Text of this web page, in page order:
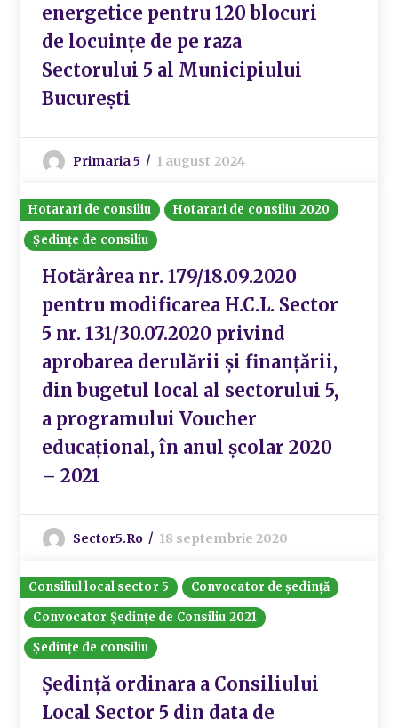
energetice pentru 120 blocuri
de locuințe de pe raza
Sectorului 5 al Municipiului
București
Primaria 5 1 august 2024
Hotarari de consiliu
Hotarari de consiliu 2020
Ședințe de consiliu
Hotărârea nr. 179/18.09.2020
pentru modificarea H.C.L. Sector
5 nr. 131/30.07.2020 privind
aprobarea derulării și finanțării,
din bugetul local al sectorului 5,
a programului Voucher
educațional, în anul școlar 2020
– 2021
Sector5.ro 18 septembrie 2020
Consiliul local sector 5
Convocator de ședință
Convocator Ședințe de Consiliu 2021
Ședințe de consiliu
Ședință ordinara a Consiliului
Local Sector 5 din data de